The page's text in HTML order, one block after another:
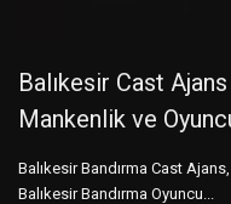
Balıkesir Cast
Mankenlik ve
Balıkesir Bandırma Cast
Balıkesir Bandırma Oyuncu...